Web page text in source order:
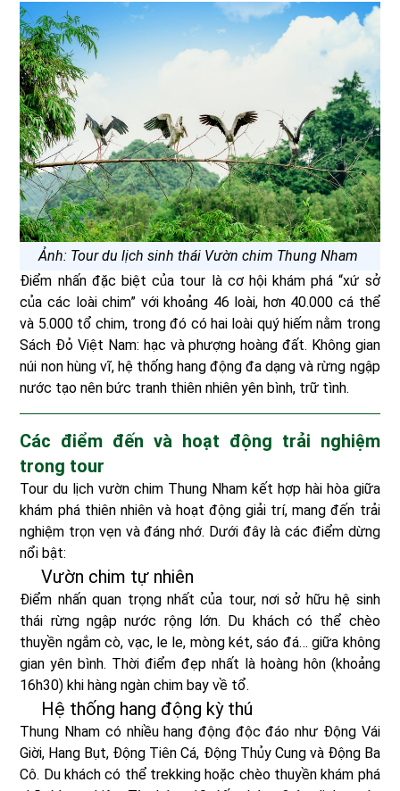
Ảnh: Tour du lịch sinh thái Vườn chim Thung Nham
Điểm nhấn đặc biệt của tour là cơ hội khám phá “xứ sở
của các loài chim” với khoảng 46 loài, hơn 40.000 cá thể
và 5.000 tổ chim, trong đó có hai loài quý hiếm nằm trong
Sách Đỏ Việt Nam: hạc và phượng hoàng đất. Không gian
núi non hùng vĩ, hệ thống hang động đa dạng và rừng ngập
nước tạo nên bức tranh thiên nhiên yên bình, trữ tình.
Các điểm đến và hoạt động trải nghiệm
trong tour
Tour du lịch vườn chim Thung Nham kết hợp hài hòa giữa
khám phá thiên nhiên và hoạt động giải trí, mang đến trải
nghiệm trọn vẹn và đáng nhớ. Dưới đây là các điểm dừng
nổi bật:
Vườn chim tự nhiên
Điểm nhấn quan trọng nhất của tour, nơi sở hữu hệ sinh
thái rừng ngập nước rộng lớn. Du khách có thể chèo
thuyền ngắm cò, vạc, le le, mòng két, sáo đá… giữa không
gian yên bình. Thời điểm đẹp nhất là hoàng hôn (khoảng
16h30) khi hàng ngàn chim bay về tổ.
Hệ thống hang động kỳ thú
Thung Nham có nhiều hang động độc đáo như Động Vái
Giời, Hang Bụt, Động Tiên Cá, Động Thủy Cung và Động Ba
Cô. Du khách có thể trekking hoặc chèo thuyền khám phá